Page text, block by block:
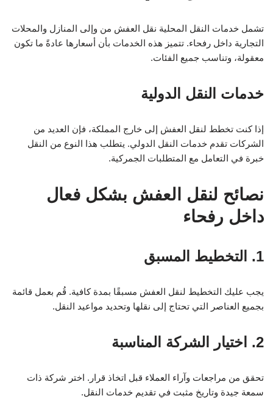
تشمل خدمات النقل المحلية نقل العفش من وإلى المنازل والمحلات
التجارية داخل رفحاء. تتميز هذه الخدمات بأن أسعارها عادةً ما تكون
معقولة، وتناسب جميع الفئات.
خدمات النقل الدولية
إذا كنت تخطط لنقل العفش إلى خارج المملكة، فإن العديد من
الشركات تقدم خدمات النقل الدولي. يتطلب هذا النوع من النقل
خبرة في التعامل مع المتطلبات الجمركية.
نصائح لنقل العفش بشكل فعال
داخل رفحاء
1. التخطيط المسبق
يجب عليك التخطيط لنقل العفش مسبقًا بمدة كافية. قُم بعمل قائمة
بجميع العناصر التي تحتاج إلى نقلها وتحديد مواعيد النقل.
2. اختيار الشركة المناسبة
تحقق من مراجعات وآراء العملاء قبل اتخاذ قرار. اختر شركة ذات
سمعة جيدة وتاريخ مثبت في تقديم خدمات النقل.